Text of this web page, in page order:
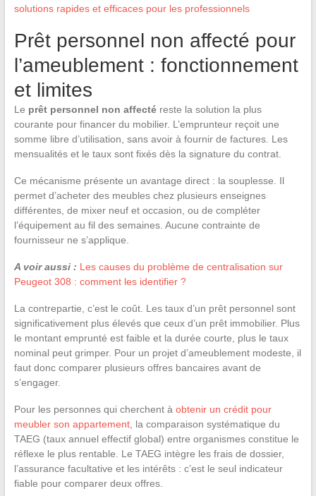
solutions rapides et efficaces pour les professionnels
Prêt personnel non affecté pour
l’ameublement : fonctionnement
et limites
Le prêt personnel non affectéreste la solution la plus
courante pour financer du mobilier. L’emprunteur reçoit une
somme libre d’utilisation, sans avoir à fournir de factures. Les
mensualités et le taux sont fixés dès la signature du contrat.
Ce mécanisme présente un avantage direct : la souplesse. Il
permet d’acheter des meubles chez plusieurs enseignes
différentes, de mixer neuf et occasion, ou de compléter
l’équipement au fil des semaines. Aucune contrainte de
fournisseur ne s’applique.
A voir aussi : Les causes du problème de centralisation sur
Peugeot 308 : comment les identifier ?
La contrepartie, c’est le coût. Les taux d’un prêt personnel sont
significativement plus élevés que ceux d’un prêt immobilier. Plus
le montant emprunté est faible et la durée courte, plus le taux
nominal peut grimper. Pour un projet d’ameublement modeste, il
faut donc comparer plusieurs offres bancaires avant de
s’engager.
Pour les personnes qui cherchent à obtenir un crédit pour
meubler son appartement, la comparaison systématique du
TAEG (taux annuel effectif global) entre organismes constitue le
réflexe le plus rentable. Le TAEG intègre les frais de dossier,
l’assurance facultative et les intérêts : c’est le seul indicateur
fiable pour comparer deux offres.